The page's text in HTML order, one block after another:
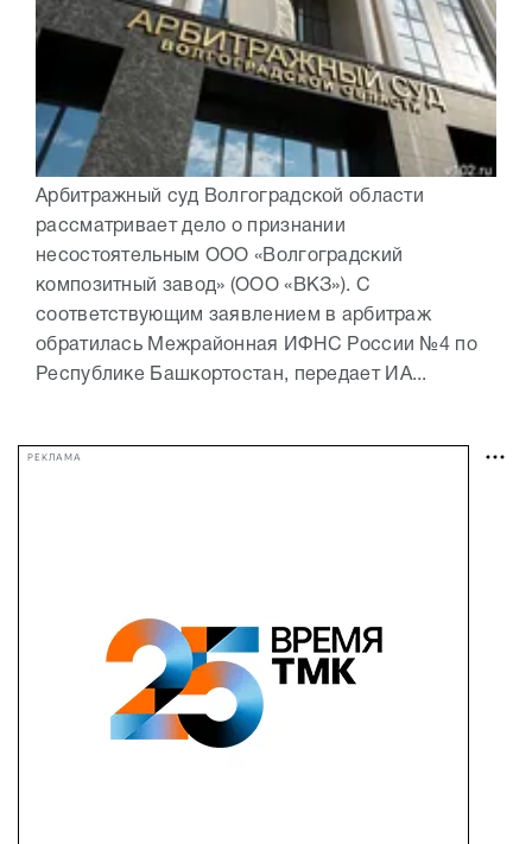
Арбитражный суд Волгоградской области
рассматривает дело о признании
несостоятельным ООО «Волгоградский
композитный завод» (ООО «ВКЗ»). С
соответствующим заявлением в арбитраж
обратилась Межрайонная ИФНС России №4 по
Республике Башкортостан, передает ИА...
РЕКЛАМА